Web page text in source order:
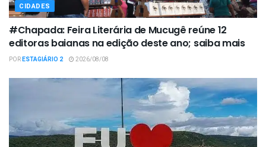
CIDADES
#Chapada: Feira Literária de Mucugê reúne 12
editoras baianas na edição deste ano; saiba mais
PORESTAGIÁRIO 2 2026/08/08